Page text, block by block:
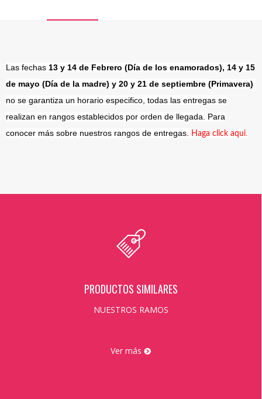
Las fechas 13 y 14 de Febrero (Día de los enamorados), 14 y 15
de mayo (Día de la madre) y 20 y 21 de septiembre (Primavera)
no se garantiza un horario especifico, todas las entregas se
realizan en rangos establecidos por orden de llegada. Para
conocer más sobre nuestros rangos de entregas.
Haga click aqui
PRODUCTOS SIMILARES
NUESTROS RAMOS
Ver más